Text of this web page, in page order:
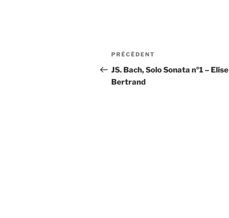
Navigation
de
l’article
Article
précédent
PRÉCÉDENT
JS. Bach, Solo Sonata nº1 – Elise
Bertrand